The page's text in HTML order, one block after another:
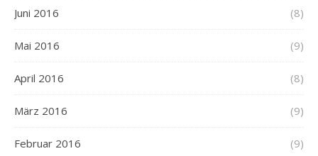
Juni 2016 (8)
Mai 2016 (9)
April 2016 (8)
März 2016 (9)
Februar 2016 (9)